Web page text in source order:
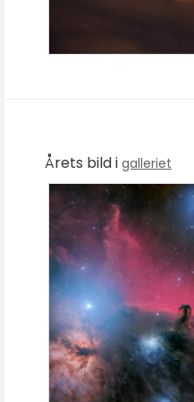
Årets bild i galleriet